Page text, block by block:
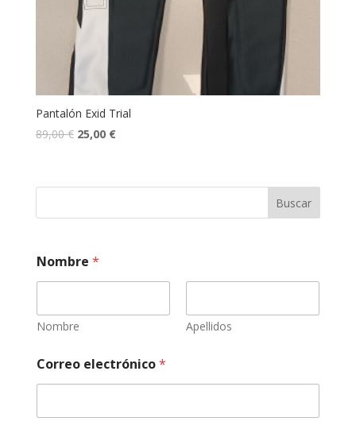
Pantalón Exid Trial
89,00€ 25,00 €
Buscar
Nombre *
Nombre Apellidos
s
t
d
Correo electrónico*